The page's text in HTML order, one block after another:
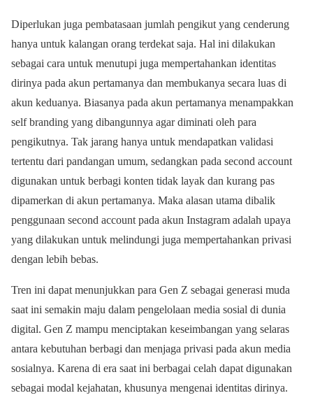
Diperlukan juga pembatasaan jumlah pengikut yang cenderung
hanya untuk kalangan orang terdekat saja. Hal ini dilakukan
sebagai cara untuk menutupi juga mempertahankan identitas
dirinya pada akun pertamanya dan membukanya secara luas di
akun keduanya. Biasanya pada akun pertamanya menampakkan
self branding yang dibangunnya agar diminati oleh para
pengikutnya. Tak jarang hanya untuk mendapatkan validasi
tertentu dari pandangan umum, sedangkan pada second account
digunakan untuk berbagi konten tidak layak dan kurang pas
dipamerkan di akun pertamanya. Maka alasan utama dibalik
penggunaan second account pada akun Instagram adalah upaya
yang dilakukan untuk melindungi juga mempertahankan privasi
dengan lebih bebas.
Tren ini dapat menunjukkan para Gen Z sebagai generasi muda
saat ini semakin maju dalam pengelolaan media sosial di dunia
digital. Gen Z mampu menciptakan keseimbangan yang selaras
antara kebutuhan berbagi dan menjaga privasi pada akun media
sosialnya. Karena di era saat ini berbagai celah dapat digunakan
sebagai modal kejahatan, khusunya mengenai identitas dirinya.